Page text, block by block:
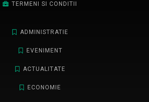
TERMENI SI CONDITII
ADMINISTRATIE
EVENIMENT
ACTUALITATE
ECONOMIE